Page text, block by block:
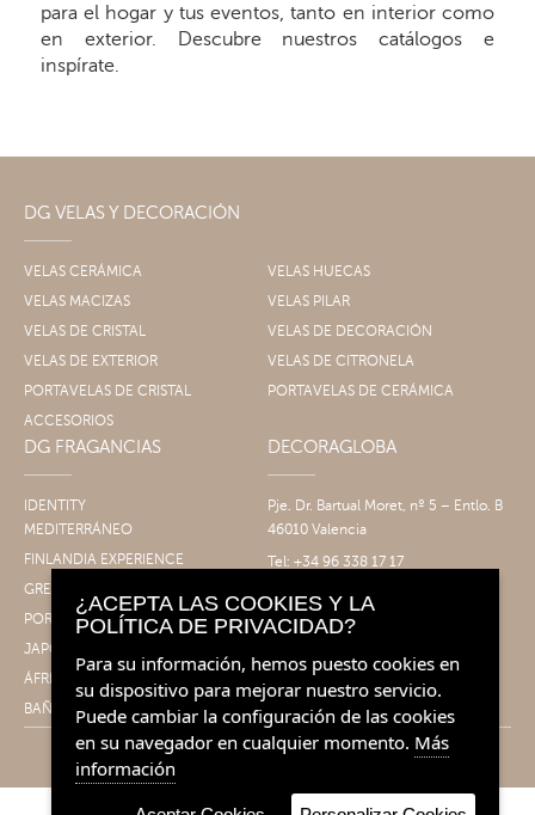
para el hogar y tus eventos, tanto en interior como
en exterior. Descubre nuestros catálogos e
inspírate.
DG VELAS Y DECORACIÓN
VELAS CERÁMICA
VELAS HUECAS
VELAS MACIZAS
VELAS PILAR
VELAS DE CRISTAL
VELAS DE DECORACIÓN
VELAS DE EXTERIOR
VELAS DE CITRONELA
PORTAVELAS DE CRISTAL
PORTAVELAS DE CERÁMICA
ACCESORIOS
DG FRAGANCIAS
IDENTITY
MEDITERRÁNEO
FINLANDIA EXPERIENCE
GRECIA EXPERIENCE
PORTUGAL EXPERIENCE
JAPÓN EXPERIENCE
ÁFRICA EXPERIENCE
BAÑO&CUERPO
DECORAGLOBA
Pje. Dr. Bartual Moret, nº 5 – Entlo. B
46010 Valencia
Tel: +34 96 338 17 17
info@decoragloba.com
¿ACEPTA LAS COOKIES Y LA
POLÍTICA DE PRIVACIDAD?
Para su información, hemos puesto cookies en
su dispositivo para mejorar nuestro servicio.
Puede cambiar la configuración de las cookies
en su navegador en cualquier momento. Más
información